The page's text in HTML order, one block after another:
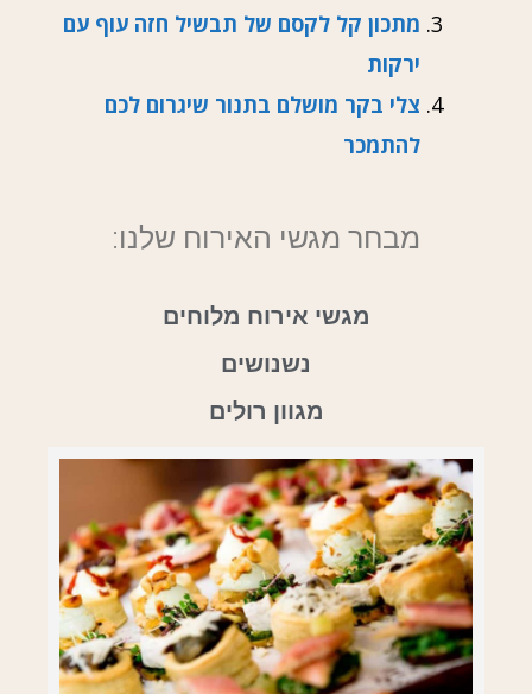
מתכון קל לקסם של תבשיל חזה עוף עם
ירקות
צלי בקר מושלם בתנור שיגרום לכם
להתמכר
מבחר מגשי האירוח שלנו:
מגשי אירוח מלוחים
נשנושים
מגוון רולים